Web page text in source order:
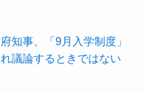
知事、「9月入学制度」
議論するときではない